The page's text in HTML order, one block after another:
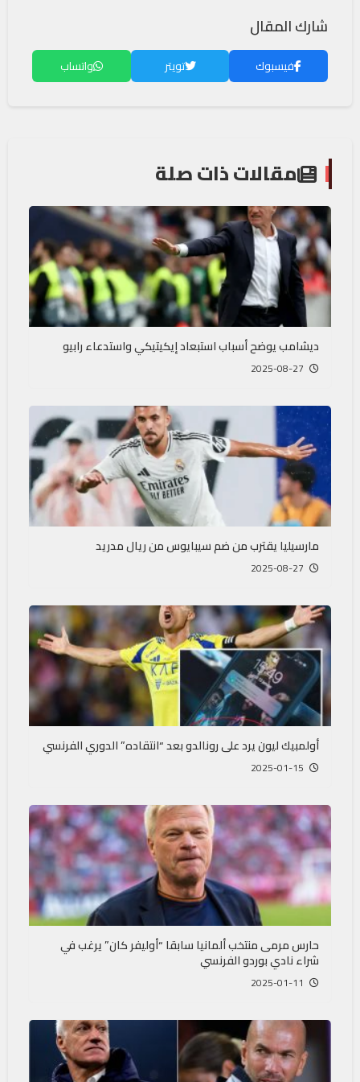
شارك المقال
فيسبوك تويتر واتساب
مقالات ذات صلة
ديشامب يوضح أسباب استبعاد إيكيتيكي واستدعاء رابيو
مارسيليا يقترب من ضم سيبايوس من ريال مدريد
أولمبيك ليون يرد على رونالدو بعد “انتقاده” الدوري الفرنسي
حارس مرمى منتخب ألمانيا سابقا “أوليفر كان” يرغب في
شراء نادي بوردو الفرنسي